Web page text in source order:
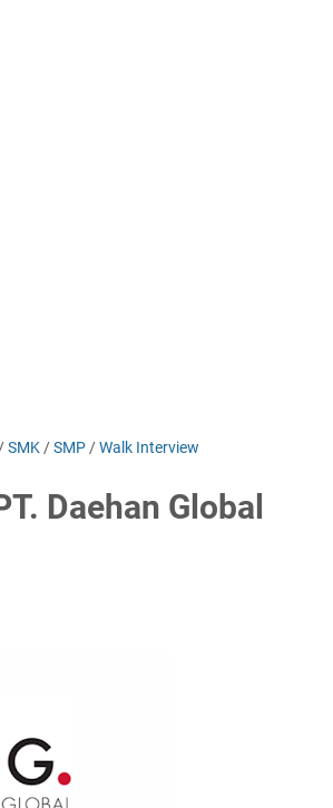
/SMK /SMP /Walk Interview
Daehan Global